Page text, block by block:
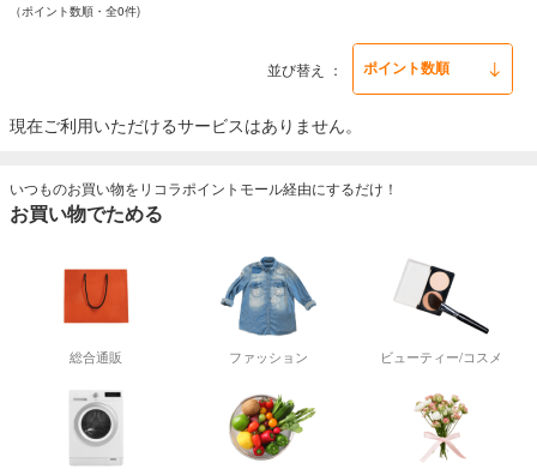
（ポイント数順・全0件)
並び替え
現在ご利用いただけるサービスはありません。
いつものお買い物をリコラポイントモール経由にするだけ！
お買い物でためる
総合通販 ファッション ビューティー/コスメ